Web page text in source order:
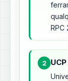
RPC
2